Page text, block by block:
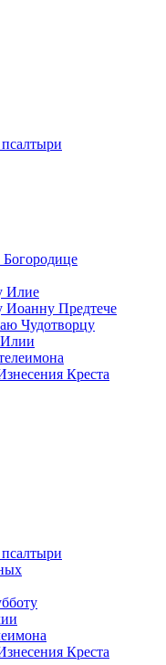
Илие
Иоанну Предтече
Чудотворцу
Илии
Креста
Креста